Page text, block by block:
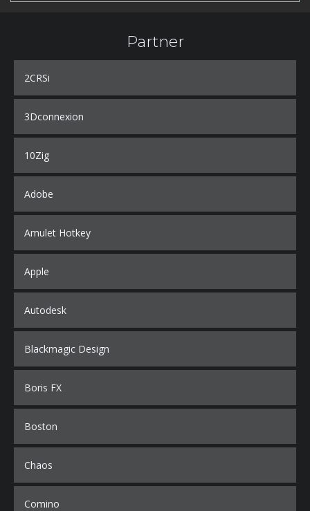
Partner
2CRSi
3Dconnexion
10Zig
Adobe
Amulet Hotkey
Apple
Autodesk
Blackmagic Design
Boris FX
Boston
Chaos
Comino